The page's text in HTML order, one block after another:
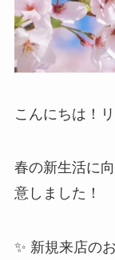
こんにちは！
春の新生活に
意しました！
✨ 新規来店の